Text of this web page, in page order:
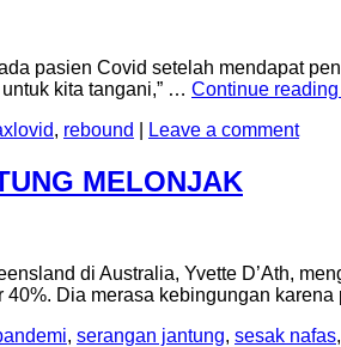
pasien Covid setelah mendapat
kita tangani,” … Continue
, rebound Leave a comment
MELONJAK
di Australia, Yvette D’Ath,
40%. Dia merasa kebingungan
, serangan jantung, sesak nafas